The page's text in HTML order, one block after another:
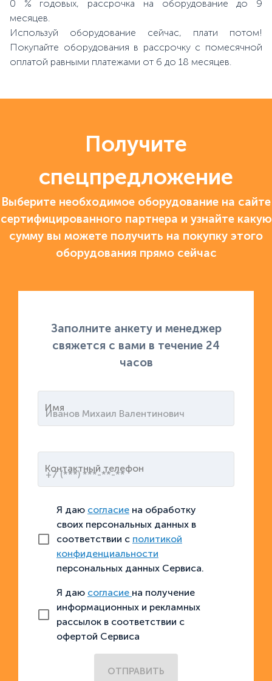
0 % годовых, рассрочка на оборудование до 9
месяцев.
Используй оборудование сейчас, плати потом!
Покупайте оборудования в рассрочку с помесячной
оплатой равными платежами от 6 до 18 месяцев.
Получите
спецпредложение
Выберите необходимое оборудование на сайте
сертифицированного партнера и узнайте какую
сумму вы можете получить на покупку этого
оборудования прямо сейчас
Заполните анкету и менеджер
свяжется с вами в течение 24
часов
Имя
Контактный телефон
Я даю согласие на обработку
своих персональных данных в
соответствии с политикой
конфиденциальности
персональных данных Сервиса.
Я даю согласие на получение
информационных и рекламных
рассылок в соответствии с
офертой Сервиса
ОТПРАВИТЬ